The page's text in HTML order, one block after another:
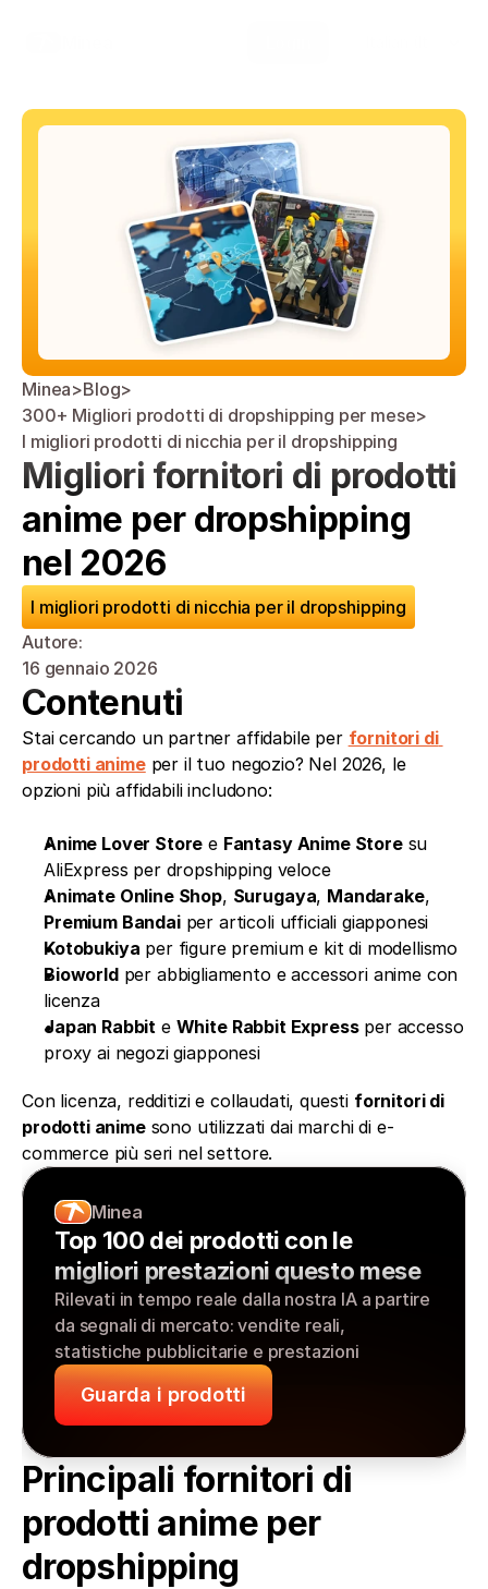
Minea>Blog>
300+ Migliori prodotti di dropshipping per mese>
I migliori prodotti di nicchia per il dropshipping
Migliori fornitori di prodotti
anime per dropshipping
nel 2026
I migliori prodotti di nicchia per il dropshipping
Autore:
16 gennaio 2026
Contenuti
Stai cercando un partner affidabile per fornitori di
prodotti anime per il tuo negozio? Nel 2026, le
opzioni più affidabili includono:
Anime Lover Store e Fantasy Anime Store su
AliExpress per dropshipping veloce
Animate Online Shop, Surugaya, Mandarake
Premium Bandai per articoli ufficiali giapponesi
Kotobukiya per figure premium e kit di modellismo
Bioworld per abbigliamento e accessori anime con
licenza
Japan Rabbit e White Rabbit Express per accesso
proxy ai negozi giapponesi
Con licenza, redditizi e collaudati, questi fornitori di
prodotti anime sono utilizzati dai marchi di e-
commerce più seri nel settore.
Minea
Top 100 dei prodotti con le
migliori prestazioni questo mese
Rilevati in tempo reale dalla nostra IA a partire
da segnali di mercato: vendite reali,
statistiche pubblicitarie e prestazioni
Guarda i prodotti
Principali fornitori di
prodotti anime per
dropshipping